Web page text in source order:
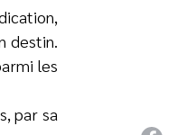
destin.
les
par sa